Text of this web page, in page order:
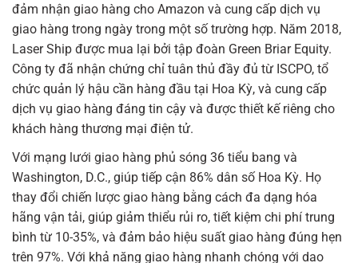
đảm nhận giao hàng cho Amazon và cung cấp dịch vụ
giao hàng trong ngày trong một số trường hợp. Năm 2018,
Laser Ship được mua lại bởi tập đoàn Green Briar Equity.
Công ty đã nhận chứng chỉ tuân thủ đầy đủ từ ISCPO, tổ
chức quản lý hậu cần hàng đầu tại Hoa Kỳ, và cung cấp
dịch vụ giao hàng đáng tin cậy và được thiết kế riêng cho
khách hàng thương mại điện tử.
Với mạng lưới giao hàng phủ sóng 36 tiểu bang và
Washington, D.C., giúp tiếp cận 86% dân số Hoa Kỳ. Họ
thay đổi chiến lược giao hàng bằng cách đa dạng hóa
hãng vận tải, giúp giảm thiểu rủi ro, tiết kiệm chi phí trung
bình từ 10-35%, và đảm bảo hiệu suất giao hàng đúng hẹn
trên 97%. Với khả năng giao hàng nhanh chóng với dao